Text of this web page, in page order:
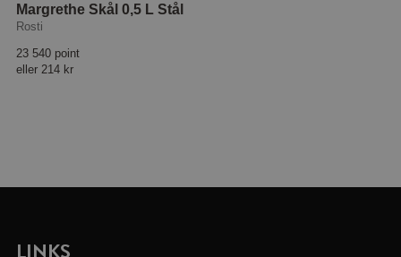
Margrethe Skål 0,5 L Stål
Rosti
23 540 point
eller 214 kr
LINKS